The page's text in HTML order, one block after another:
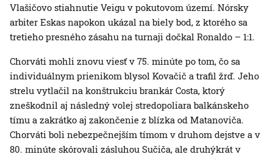
Vlašičovo stiahnutie Veigu v pokutovom území. Nórsky
arbiter Eskas napokon ukázal na biely bod, z ktorého sa
tretieho presného zásahu na turnaji dočkal Ronaldo – 1:1.
Chorváti mohli znovu viesť v 75. minúte po tom, čo sa
individuálnym prienikom blysol Kovačič a trafil žrď. Jeho
strelu vytlačil na konštrukciu brankár Costa, ktorý
zneškodnil aj následný volej stredopoliara balkánskeho
tímu a zakrátko aj zakončenie z blízka od Matanoviča.
Chorváti boli nebezpečnejším tímom v druhom dejstve a v
80. minúte skórovali zásluhou Sučiča, ale druhýkrát v